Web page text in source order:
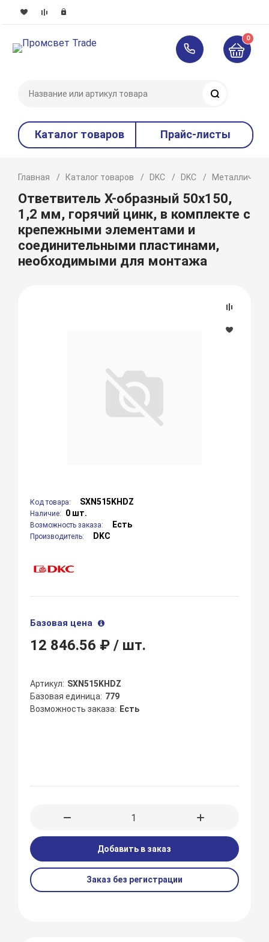
0
Каталог товаров Прайс-листы
Главная Каталог товаров DKC DKC
Ответвитель Х-образный 50х150,
1,2 мм, горячий цинк, в комплекте с
крепежными элементами и
соединительными пластинами,
необходимыми для монтажа
Код товара: SXN515KHDZ
Наличие: 0 шт.
Возможность заказа: Есть
Производитель: DKC
Базовая цена
12 846.56 ₽/ шт.
Артикул
SXN515KHDZ
Базовая единица 779
Возможность заказа
Есть
Добавить в заказ
Заказ без регистрации